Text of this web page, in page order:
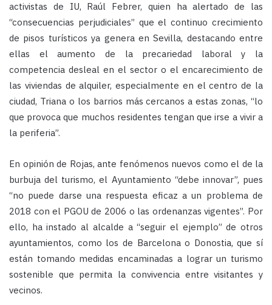
activistas de IU, Raúl Febrer, quien ha alertado de las
“consecuencias perjudiciales” que el continuo crecimiento
de pisos turísticos ya genera en Sevilla, destacando entre
ellas el aumento de la precariedad laboral y la
competencia desleal en el sector o el encarecimiento de
las viviendas de alquiler, especialmente en el centro de la
ciudad, Triana o los barrios más cercanos a estas zonas, “lo
que provoca que muchos residentes tengan que irse a vivir a
la periferia”.
En opinión de Rojas, ante fenómenos nuevos como el de la
burbuja del turismo, el Ayuntamiento “debe innovar”, pues
“no puede darse una respuesta eficaz a un problema de
2018 con el PGOU de 2006 o las ordenanzas vigentes”. Por
ello, ha instado al alcalde a “seguir el ejemplo” de otros
ayuntamientos, como los de Barcelona o Donostia, que sí
están tomando medidas encaminadas a lograr un turismo
sostenible que permita la convivencia entre visitantes y
vecinos.